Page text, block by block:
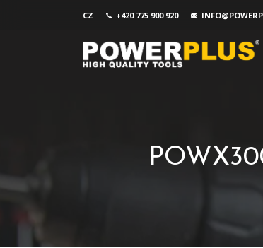
CZ +420 775 900 920